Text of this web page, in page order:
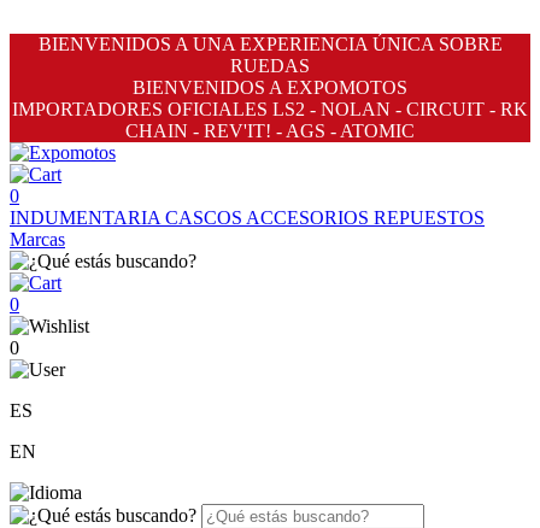
BIENVENIDOS A UNA EXPERIENCIA ÚNICA SOBRE
RUEDAS
BIENVENIDOS A EXPOMOTOS
IMPORTADORES OFICIALES LS2 - NOLAN - CIRCUIT - RK
CHAIN - REV'IT! - AGS - ATOMIC
0
INDUMENTARIA CASCOS ACCESORIOS REPUESTOS
Marcas
0
0
ES
EN